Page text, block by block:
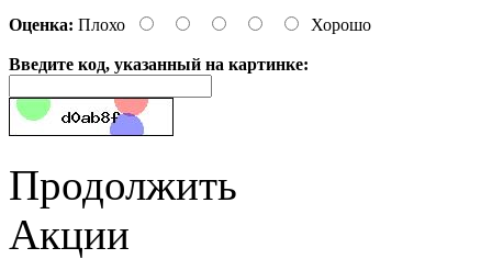
Оценка: Плохо Хорошо
Введите код, указанный на картинке:
Продолжить
Акции